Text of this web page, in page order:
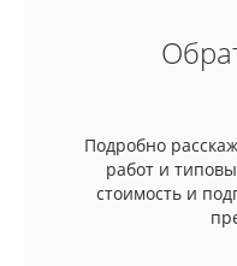
Подробно
работ и
стоимость и